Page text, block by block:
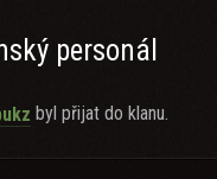
personál
byl přijat do klanu.